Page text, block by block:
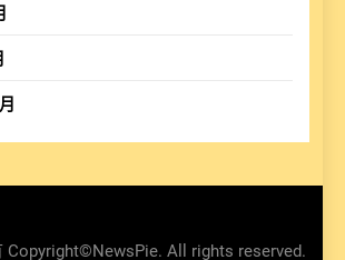
Copyright©NewsPie. All rights reserved.